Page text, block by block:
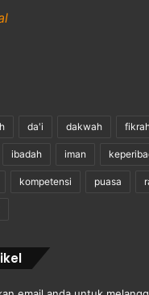
da'i dakwah
ibadah iman
kompetensi puasa